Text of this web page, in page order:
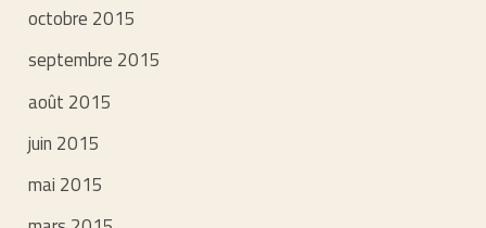
octobre 2015
septembre 2015
août 2015
juin 2015
mai 2015